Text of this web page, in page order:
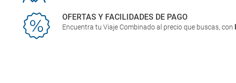
OFERTAS Y FACILIDADES DE PAGO
Encuentra tu Viaje Combinado al precio que buscas, con